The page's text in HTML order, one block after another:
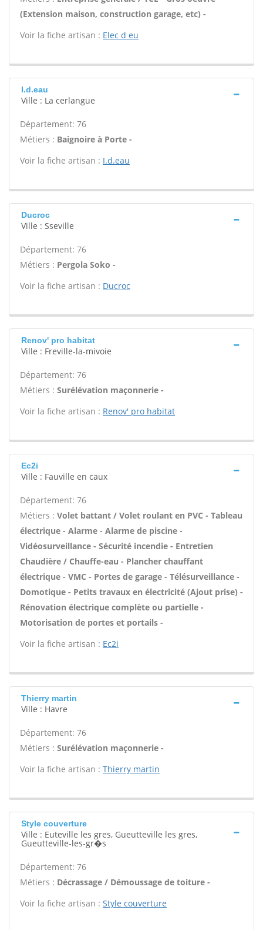
(Extension maison, construction garage, etc) -
Voir la fiche artisan : Elec d eu
I.d.eau
Ville : La cerlangue
Département: 76
Métiers : Baignoire à Porte -
Voir la fiche artisan : I.d.eau
Ducroc
Ville : Sseville
Département: 76
Métiers : Pergola Soko -
Voir la fiche artisan : Ducroc
Renov' pro habitat
Ville : Freville-la-mivoie
Département: 76
Métiers : Surélévation maçonnerie -
Voir la fiche artisan : Renov' pro habitat
Ec2i
Ville : Fauville en caux
Département: 76
Métiers : Volet battant / Volet roulant en PVC - Tableau
électrique - Alarme - Alarme de piscine -
Vidéosurveillance - Sécurité incendie - Entretien
Chaudière / Chauffe-eau - Plancher chauffant
électrique - VMC - Portes de garage - Télésurveillance -
Domotique - Petits travaux en électricité (Ajout prise) -
Rénovation électrique complète ou partielle -
Motorisation de portes et portails -
Voir la fiche artisan : Ec2i
Thierry martin
Ville : Havre
Département: 76
Métiers : Surélévation maçonnerie -
Voir la fiche artisan : Thierry martin
Style couverture
Ville : Euteville les gres, Gueutteville les gres,
Gueutteville-les-gr�s
Département: 76
Métiers : Décrassage / Démoussage de toiture -
Voir la fiche artisan : Style couverture